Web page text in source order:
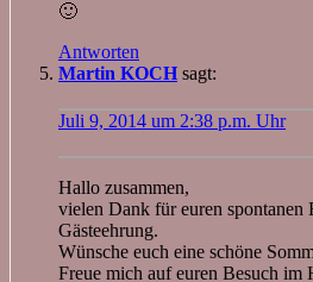
🙂
Antworten
Martin KOCH sagt:
Juli 9, 2014 um 2:38 p.m. Uhr
Hallo zusammen,
vielen Dank für euren spontanen
Gästeehrung.
Wünsche euch eine schöne
Freue mich auf euren Besuch im